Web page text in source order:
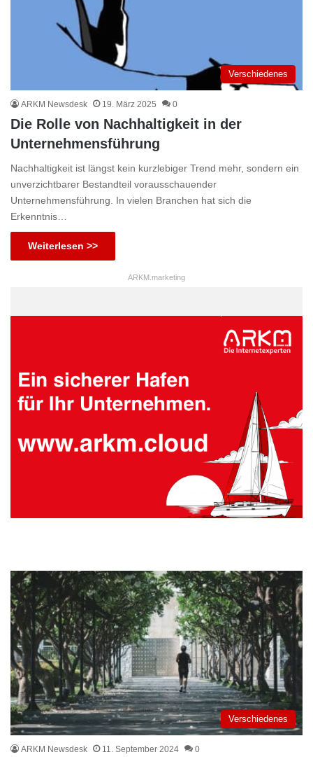
Verschiedenes
ARKM Newsdesk 19. März 2025 0
Die Rolle von Nachhaltigkeit in der
Unternehmensführung
Nachhaltigkeit ist längst kein kurzlebiger Trend mehr, sondern ein
unverzichtbarer Bestandteil vorausschauender
Unternehmensführung. In vielen Branchen hat sich die
Erkenntnis…
Weiterlesen >>
ARKM.marketing
Verschiedenes
ARKM Newsdesk 11. September 2024 0